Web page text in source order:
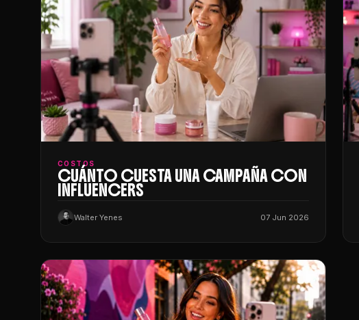
COSTOS
CUÁNTO CUESTA UNA CAMPAÑA CON
INFLUENCERS
Walter Yenes 07 Jun 2026